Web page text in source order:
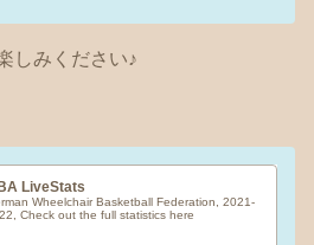
しみください♪
LiveStats
Wheelchair Basketball Federation, 2021-
Check out the full statistics here